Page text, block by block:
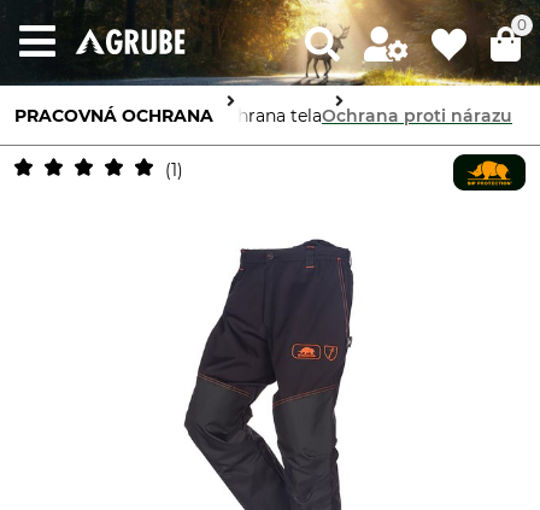
0
PRACOVNÁ OCHRANA Ochrana telaOchrana proti nárazu
1